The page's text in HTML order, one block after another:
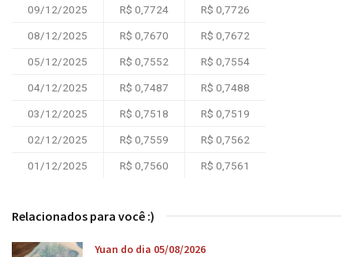
09/12/2025 R$ 0,7724 R$ 0,7726
08/12/2025 R$ 0,7670 R$ 0,7672
05/12/2025 R$ 0,7552 R$ 0,7554
04/12/2025 R$ 0,7487 R$ 0,7488
03/12/2025 R$ 0,7518 R$ 0,7519
02/12/2025 R$ 0,7559 R$ 0,7562
01/12/2025 R$ 0,7560 R$ 0,7561
Relacionados para você :)
Yuan do dia 05/08/2026